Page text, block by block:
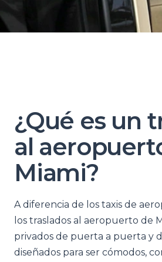
¿Qué es un
al
Miami?
A diferencia de los taxis de
los traslados al aeropuerto de
privados de puerta a puerta y
diseñados para ser cómodos,